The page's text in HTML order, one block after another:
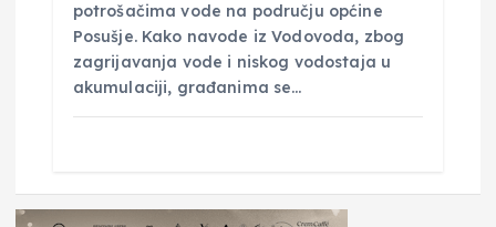
potrošačima vode na području općine
Posušje. Kako navode iz Vodovoda, zbog
zagrijavanja vode i niskog vodostaja u
akumulaciji, građanima se…